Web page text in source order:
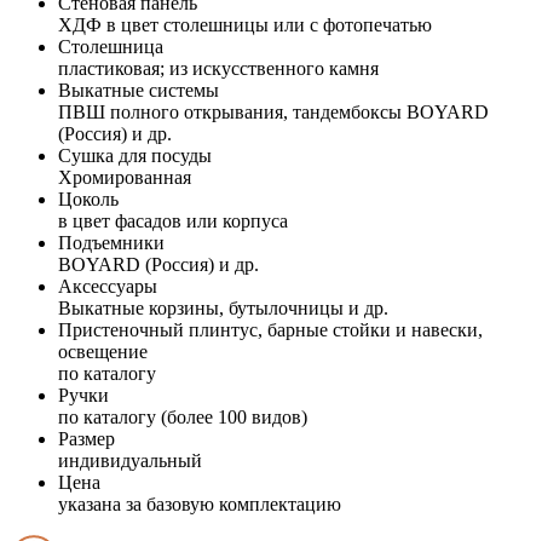
ХДФ в цвет столешницы или с фотопечатью
Столешница
пластиковая; из искусственного камня
Выкатные системы
ПВШ полного открывания, тандембоксы BOYARD
(Россия) и др.
Сушка для посуды
Хромированная
Цоколь
в цвет фасадов или корпуса
Подъемники
BOYARD (Россия) и др.
Аксессуары
Выкатные корзины, бутылочницы и др.
Пристеночный плинтус, барные стойки и навески,
освещение
по каталогу
Ручки
по каталогу (более 100 видов)
Размер
индивидуальный
Цена
указана за базовую комплектацию